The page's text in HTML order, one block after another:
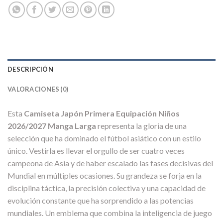
DESCRIPCIÓN
VALORACIONES (0)
Esta Camiseta Japón Primera Equipación Niños
2026/2027 Manga Larga representa la gloria de una
selección que ha dominado el fútbol asiático con un estilo
único. Vestirla es llevar el orgullo de ser cuatro veces
campeona de Asia y de haber escalado las fases decisivas del
Mundial en múltiples ocasiones. Su grandeza se forja en la
disciplina táctica, la precisión colectiva y una capacidad de
evolución constante que ha sorprendido a las potencias
mundiales. Un emblema que combina la inteligencia de juego